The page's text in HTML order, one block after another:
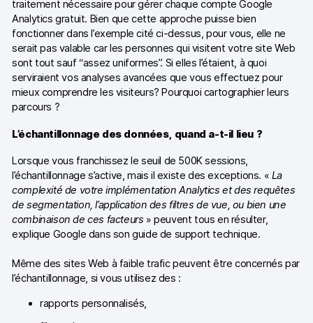
traitement nécessaire pour gérer chaque compte Google
Analytics gratuit. Bien que cette approche puisse bien
fonctionner dans l’exemple cité ci-dessus, pour vous, elle ne
serait pas valable car les personnes qui visitent votre site Web
sont tout sauf “assez uniformes”. Si elles l’étaient, à quoi
serviraient vos analyses avancées que vous effectuez pour
mieux comprendre les visiteurs? Pourquoi cartographier leurs
parcours ?
L’échantillonnage des données, quand a-t-il lieu ?
Lorsque vous franchissez le seuil de 500K sessions,
l’échantillonnage s’active, mais il existe des exceptions. « La
complexité de votre implémentation Analytics et des requêtes
de segmentation, l’application des filtres de vue, ou bien une
combinaison de ces facteurs » peuvent tous en résulter,
explique Google dans son guide de support technique.
Même des sites Web à faible trafic peuvent être concernés par
l’échantillonnage, si vous utilisez des :
rapports personnalisés,